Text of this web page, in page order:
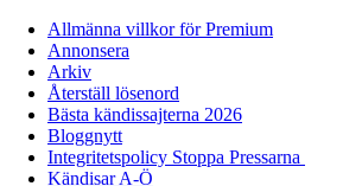
Allmänna villkor för Premium
Annonsera
Arkiv
Återställ lösenord
Bästa kändissajterna 2026
Bloggnytt
Integritetspolicy Stoppa Pressarna
Kändisar A-Ö